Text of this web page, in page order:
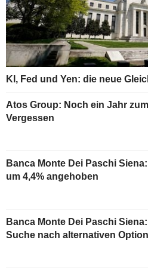
KI, Fed und Yen: die neue
Atos Group: Noch ein Jahr zum
Vergessen
Banca Monte Dei Paschi
um 4,4% angehoben
Banca Monte Dei Paschi
Suche nach alternativen